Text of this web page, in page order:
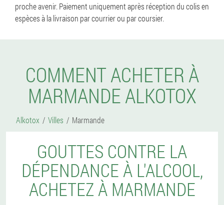
proche avenir. Paiement uniquement après réception du colis en
espèces à la livraison par courrier ou par coursier.
COMMENT ACHETER À
MARMANDE ALKOTOX
Alkotox Villes Marmande
GOUTTES CONTRE LA
DÉPENDANCE À L'ALCOOL,
ACHETEZ À MARMANDE